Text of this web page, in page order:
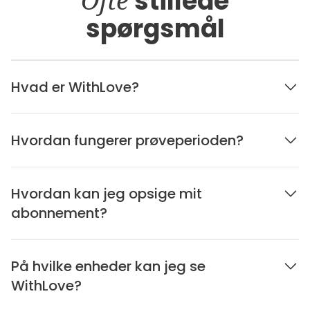
spørgsmål
Hvad er WithLove?
Hvordan fungerer prøveperioden?
Hvordan kan jeg opsige mit
abonnement?
På hvilke enheder kan jeg se
WithLove?